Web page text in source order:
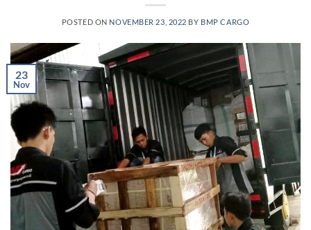
POSTED ON NOVEMBER 23, 2022 BY BMP CARGO
23
Nov